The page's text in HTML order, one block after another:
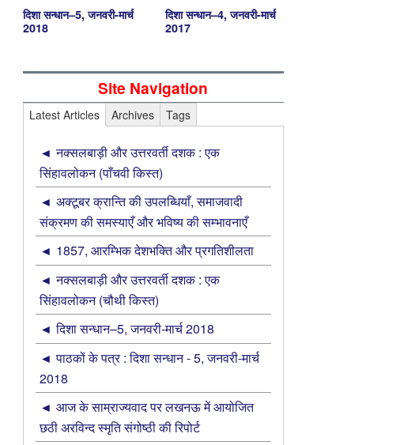
दिशा सन्धान–5, जनवरी-मार्च
2018
दिशा सन्धान–4, जनवरी-मार्च
2017
Site Navigation
Latest Articles
नक्सलबाड़ी और उत्तरवर्ती दशक : एक
सिंहावलोकन (पाँचवी किस्त)
अक्‍टूबर क्रान्ति की उपलब्धियाँ, समाजवादी
संक्रमण की समस्‍याएँ और भविष्‍य की सम्‍भावनाएँ
1857, आरम्भिक देशभक्ति और प्रगतिशीलता
नक्सलबाड़ी और उत्तरवर्ती दशक : एक
सिंहावलोकन (चौथी किस्त)
दिशा सन्धान–5, जनवरी-मार्च 2018
पाठकों के पत्र : दिशा सन्धान - 5, जनवरी-मार्च
2018
आज के साम्राज्यवाद पर लखनऊ में आयोजित
छठी अरविन्द स्मृति संगोष्ठी की रिपोर्ट
Archives Tags